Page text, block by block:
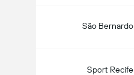
São Bernardo
Sport Recife